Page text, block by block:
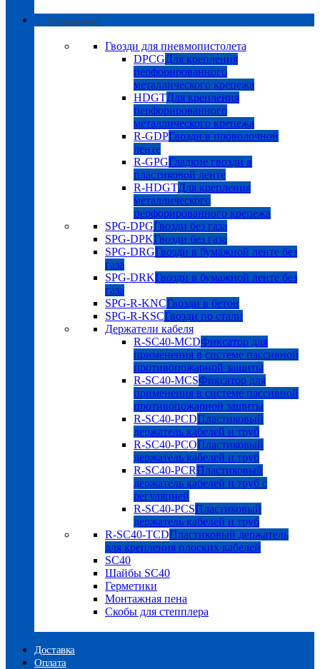
Расходники
Гвозди для пневмопистолета
DPCGДля крепления
перфорированного
металлического крепежа
HDGTДля крепления
перфорированного
металлического крепежа
R-GDPГвозди в проволочной
ленте
R-GPGГладкие гвозди в
пластиковой ленте
R-HDGTДля крепления
металлического
перфорированного крепежа
SPG-DPGГвозди без газа
SPG-DPKГвозди без газа
SPG-DRGГвозди в бумажной ленте без
газа
SPG-DRKГвозди в бумажной ленте без
газа
SPG-R-KNCГвозди в бетон
SPG-R-KSCГвозди по стали
Держатели кабеля
R-SC40-MCDФиксатор для
применения в системе пассивной
противопожарной защиты
R-SC40-MCSФиксатор для
применения в системе пассивной
противопожарной защиты
R-SC40-PCDПластиковый
держатель кабелей и труб
R-SC40-PCOПластиковый
держатель кабелей и труб
R-SC40-PCRПластиковый
держатель кабелей и труб с
регуляцией
R-SC40-PCSПластиковый
держатель кабелей и труб
R-SC40-TCDПластиковый держатель
для крепления плоских кабелей
SC40
Шайбы SC40
Герметики
Монтажная пена
Скобы для степплера
Доставка
Оплата